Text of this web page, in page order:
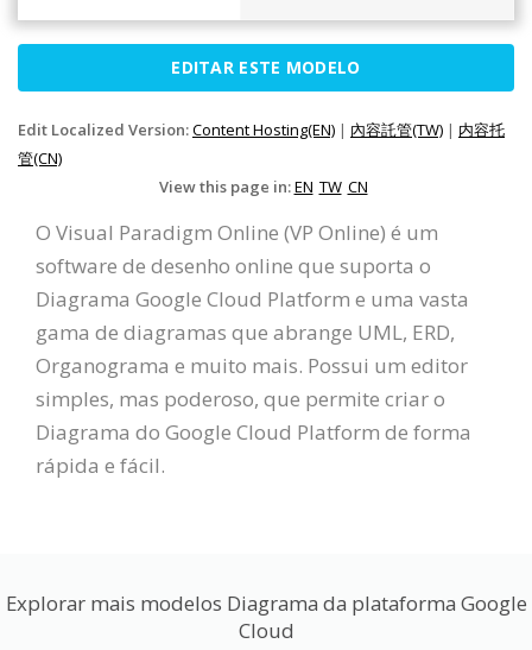
EDITAR ESTE MODELO
Edit Localized Version:Content Hosting(EN) | 內容託管(TW) | 内容托
管(CN)
View this page in:EN TW CN
O Visual Paradigm Online (VP Online) é um
software de desenho online que suporta o
Diagrama Google Cloud Platform e uma vasta
gama de diagramas que abrange UML, ERD,
Organograma e muito mais. Possui um editor
simples, mas poderoso, que permite criar o
Diagrama do Google Cloud Platform de forma
rápida e fácil.
Explorar mais modelos Diagrama da plataforma Google
Cloud